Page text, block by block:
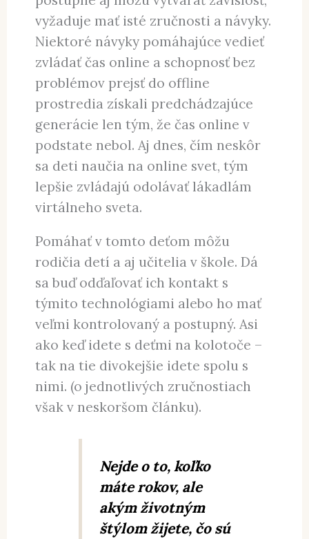
vyžaduje mať isté zručnosti a návyky.
Niektoré návyky pomáhajúce vedieť
zvládať čas online a schopnosť bez
problémov prejsť do offline
prostredia získali predchádzajúce
generácie len tým, že čas online v
podstate nebol. Aj dnes, čím neskôr
sa deti naučia na online svet, tým
lepšie zvládajú odolávať lákadlám
virtálneho sveta.
Pomáhať v tomto deťom môžu
rodičia detí a aj učitelia v škole. Dá
sa buď odďaľovať ich kontakt s
týmito technológiami alebo ho mať
veľmi kontrolovaný a postupný. Asi
ako keď idete s deťmi na kolotoče –
tak na tie divokejšie idete spolu s
nimi. (o jednotlivých zručnostiach
však v neskoršom článku).
Nejde o to, koľko
máte rokov, ale
akým životným
štýlom žijete, čo sú